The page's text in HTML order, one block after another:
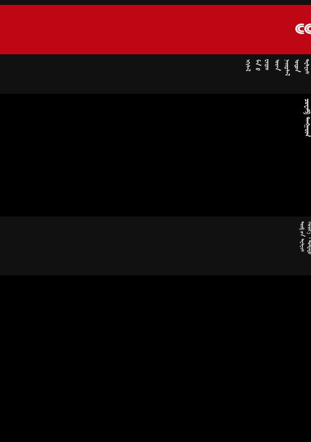
      


























































































































































